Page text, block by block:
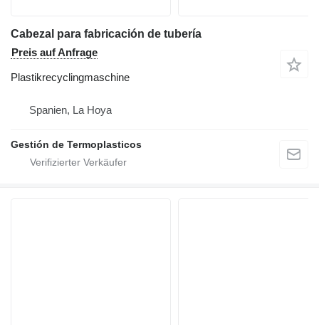
Cabezal para fabricación de tubería
Preis auf Anfrage
Plastikrecyclingmaschine
Spanien, La Hoya
Gestión de Termoplasticos